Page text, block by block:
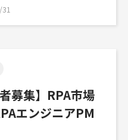
募集】RPA市場
エンジニアPM